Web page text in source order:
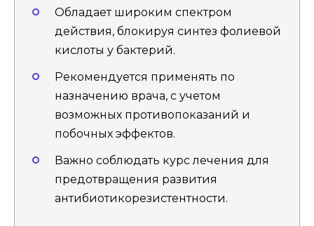
Обладает широким спектром
действия, блокируя синтез фолиевой
кислоты у бактерий.
Рекомендуется применять по
назначению врача, с учетом
возможных противопоказаний и
побочных эффектов.
Важно соблюдать курс лечения для
предотвращения развития
антибиотикорезистентности.